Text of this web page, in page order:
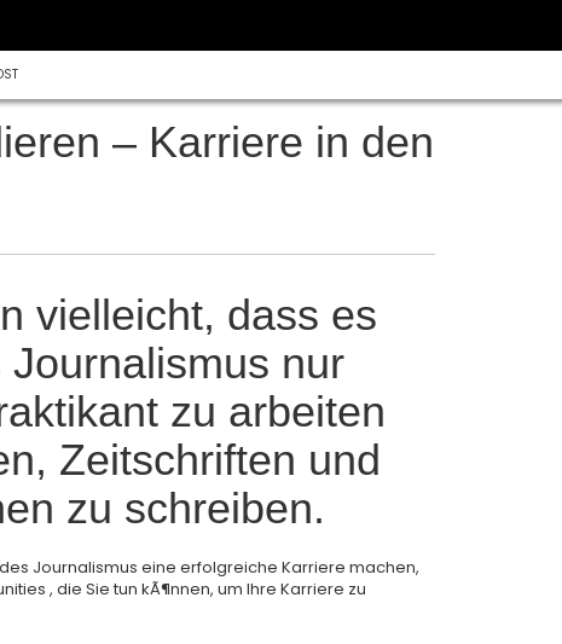
– Karriere in den
vielleicht, dass es
nur
zu arbeiten
Zeitschriften und
zu schreiben.
Journalismus eine erfolgreiche Karriere machen,
, die Sie tun kÃ¶nnen, um Ihre Karriere zu